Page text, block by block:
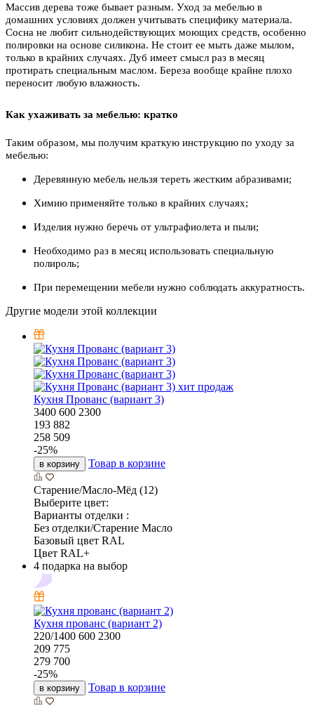
Массив дерева тоже бывает разным. Уход за мебелью в
домашних условиях должен учитывать специфику материала.
Сосна не любит сильнодействующих моющих средств, особенно
полировки на основе силикона. Не стоит ее мыть даже мылом,
только в крайних случаях. Дуб имеет смысл раз в месяц
протирать специальным маслом. Береза вообще крайне плохо
переносит любую влажность.
Как ухаживать за мебелью: кратко
Таким образом, мы получим краткую инструкцию по уходу за
мебелью:
Деревянную мебель нельзя тереть жестким абразивами;
Химию применяйте только в крайних случаях;
Изделия нужно беречь от ультрафиолета и пыли;
Необходимо раз в месяц использовать специальную
полироль;
При перемещении мебели нужно соблюдать аккуратность.
Другие модели этой коллекции
хит продаж
Кухня Прованс (вариант 3)
3400 600 2300
193 882
258 509
-25%
в корзину Товар в корзине
Старение/Масло-Мёд (12)
Выберите цвет:
Варианты отделки :
Без отделки/Старение Масло
Базовый цвет RAL
Цвет RAL+
4 подарка на выбор
Кухня прованс (вариант 2)
220/1400 600 2300
209 775
279 700
-25%
в корзину Товар в корзине